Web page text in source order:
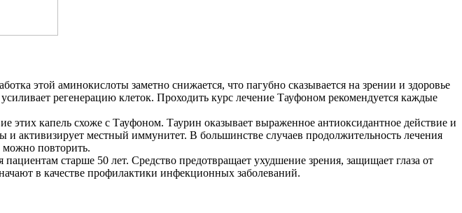
этой аминокислоты заметно снижается, что пагубно сказывается на зрении и здоровье
регенерацию клеток. Проходить курс лечение Тауфоном рекомендуется каждые
этих капель схоже с Тауфоном. Таурин оказывает выраженное антиоксидантное действие и
и активизирует местный иммунитет. В большинстве случаев продолжительность лечения
можно повторить.
старше 50 лет. Средство предотвращает ухудшение зрения, защищает глаза от
в качестве профилактики инфекционных заболеваний.